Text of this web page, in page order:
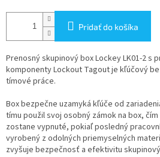
Pridať do košíka
Prenosný skupinový box Lockey LK01-2 s
komponenty Lockout Tagout je kľúčový
tímové práce.
Box bezpečne uzamyká kľúče od
tímu použil svoj osobný zámok na box,
zostane vypnuté, pokiaľ posledný
vyrobený z odolných priemyselných
zvyšuje bezpečnosť a efektivitu